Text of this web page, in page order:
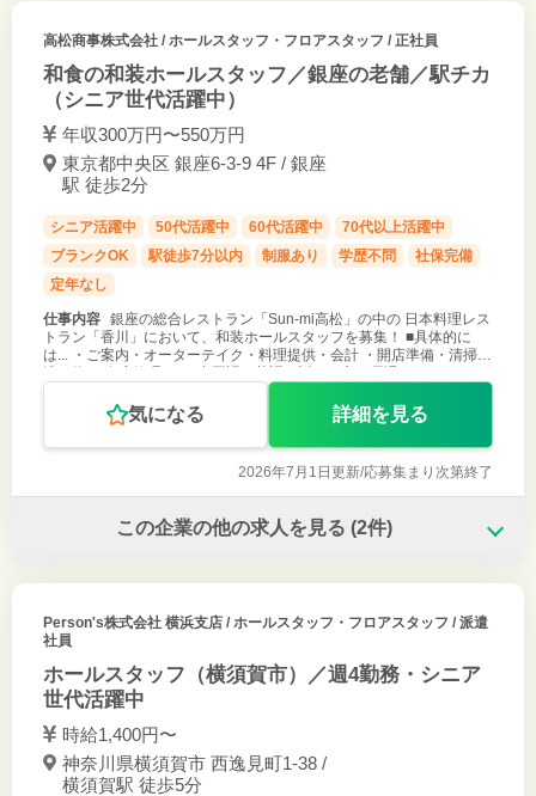
高松商事株式会社/ ホールスタッフ・フロアスタッフ / 正社員
和食の和装ホールスタッフ／銀座の老舗／駅チカ
（シニア世代活躍中）
年収300万円〜550万円
東京都中央区 銀座6-3-9 4F / 銀座
駅 徒歩2分
シニア活躍中 50代活躍中 60代活躍中
70代以上活躍中
ブランクOK
駅徒歩7分以内 制服あり 学歴不問
社保完備
定年なし
仕事内容 銀座の総合レストラン「Sun-mi高松」の中の 日本料理レス
トラン「香川」において、和装ホールスタッフを募集！ ■具体的に
は... ・ご案内・オーターテイク・料理提供・会計 ・開店準備・清掃・
気になる 詳細を見る
2026年7月1日更新/応募集まり次第終了
この企業の他の求人を見る (2件)
Person's株式会社 横浜支店/ ホールスタッフ・フロアスタッフ / 派遣
社員
ホールスタッフ（横須賀市）／週4勤務・シニア
世代活躍中
時給1,400円〜
神奈川県横須賀市 西逸見町1-38 /
横須賀駅 徒歩5分